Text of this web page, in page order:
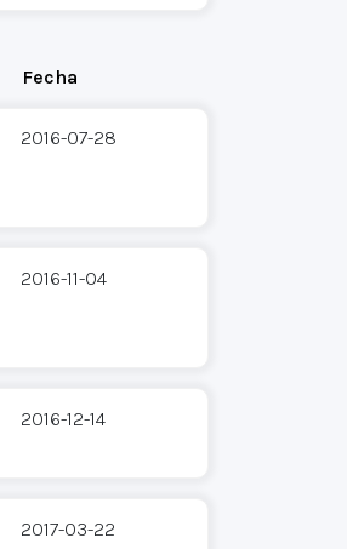
Fecha
2016-07-28
2016-11-04
2016-12-14
2017-03-22